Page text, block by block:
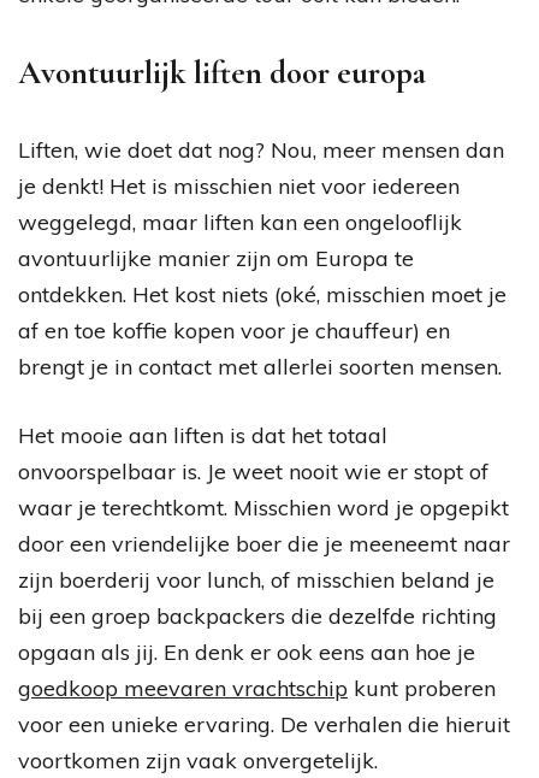
Avontuurlijk liften door europa
Liften, wie doet dat nog? Nou, meer mensen dan
je denkt! Het is misschien niet voor iedereen
weggelegd, maar liften kan een ongelooflijk
avontuurlijke manier zijn om Europa te
ontdekken. Het kost niets (oké, misschien moet je
af en toe koffie kopen voor je chauffeur) en
brengt je in contact met allerlei soorten mensen.
Het mooie aan liften is dat het totaal
onvoorspelbaar is. Je weet nooit wie er stopt of
waar je terechtkomt. Misschien word je opgepikt
door een vriendelijke boer die je meeneemt naar
zijn boerderij voor lunch, of misschien beland je
bij een groep backpackers die dezelfde richting
opgaan als jij. En denk er ook eens aan hoe je
goedkoop meevaren vrachtschip kunt proberen
voor een unieke ervaring. De verhalen die hieruit
voortkomen zijn vaak onvergetelijk.